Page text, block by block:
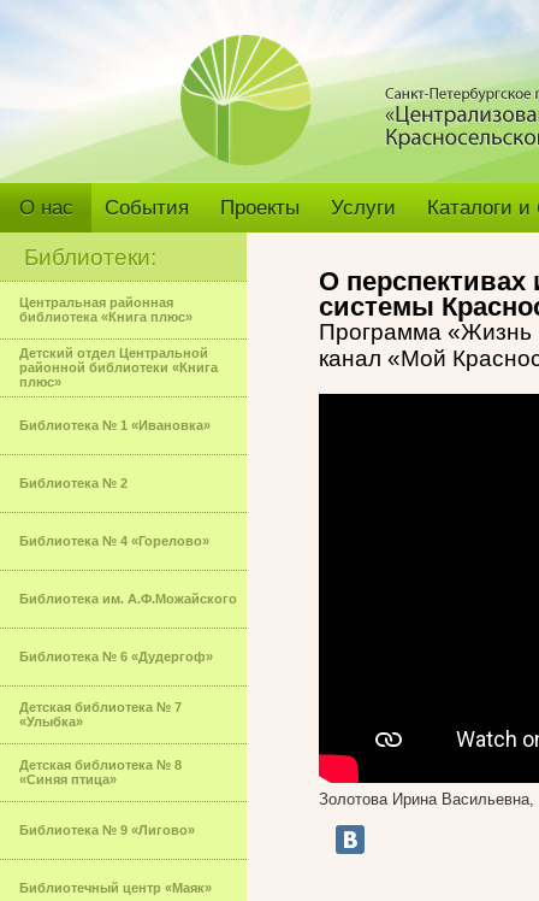
О нас События Проекты Услуги Каталоги
Библиотеки:
Центральная районная
библиотека «Книга плюс»
Детский отдел Центральной
районной библиотеки «Книга
плюс»
Библиотека № 1 «Ивановка»
Библиотека № 2
Библиотека № 4 «Горелово»
Библиотека им. А.Ф.Можайского
Библиотека № 6 «Дудергоф»
Детская библиотека № 7
«Улыбка»
Детская библиотека № 8
«Синяя птица»
Библиотека № 9 «Лигово»
Библиотечный центр «Маяк»
О перспективах
системы
Программа «Жизнь
канал «Мой
Золотова Ирина